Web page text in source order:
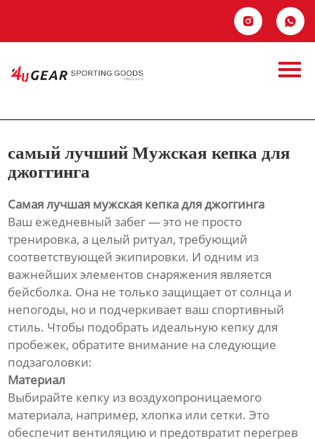
 
Контакты
самый лучший
Мужская кепка для
джоггинга
самый лучший Мужская кепка для
джоггинга
Самая лучшая мужская кепка для джоггинга
Ваш ежедневный забег — это не просто
тренировка, а целый ритуал, требующий
соответствующей экипировки. И одним из
важнейших элементов снаряжения является
бейсболка. Она не только защищает от солнца и
непогоды, но и подчеркивает ваш спортивный
стиль. Чтобы подобрать идеальную кепку для
пробежек, обратите внимание на следующие
подзаголовки:
Материал
Выбирайте кепку из воздухопроницаемого
материала, например, хлопка или сетки. Это
обеспечит вентиляцию и предотвратит перегрев